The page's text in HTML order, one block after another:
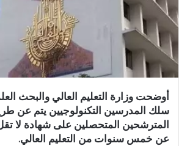
أوضحت وزارة التعليم العالي والبحث
سلك المدرسين التكنولوجيين يتم عن
المترشحين المتحصلين على شهادة لا
عن خمس سنوات من التعليم العالي.